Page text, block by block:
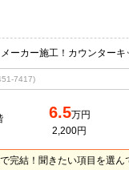
ーカー施工！カウンターキ
7417)
6.5万円
2,200円
完結！聞きたい項目を選ん